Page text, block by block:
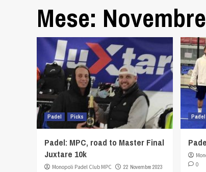
Mese:
Padel Picks
Padel: MPC, road to Master Final
Juxtare 10k
Monopoli Padel Club MPC
22 Novembre 2023
Padel
0